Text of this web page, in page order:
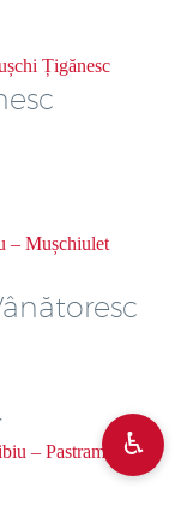
Țigănesc
– Mușchiulet
– Pastramă de♿︎